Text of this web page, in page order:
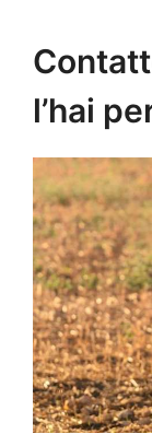
l’hai